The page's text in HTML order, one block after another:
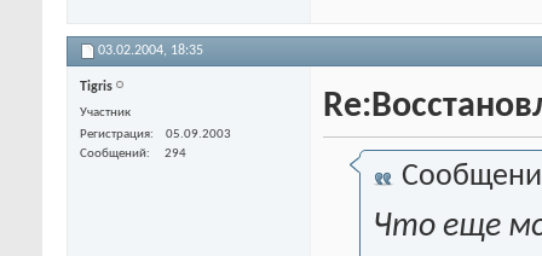
03.02.2004, 18:35
Tigris
Участник
Регистрация
05.09.2003
Сообщений
294
Что еще